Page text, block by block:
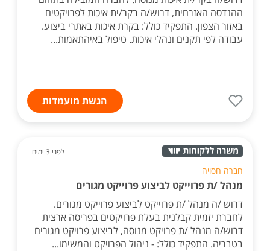
ההנדסה האזרחית, דרוש/ה בקר/ית איכות לפרויקטים
באזור הצפון. התפקיד כולל: בקרת איכות באתרי ביצוע.
עבודה לפי תקנים ונהלי איכות. טיפול באיהתאמות...
הגשת מועמדות
לפני 3 ימים
חברה חסויה
מנהל /ת פרוייקט לביצוע פרוייקט מגורים
דרוש /ה מנהל /ת פרוייקט לביצוע פרוייקט מגורים.
לחברת יזמית קבלנית בעלת פרויקטים בפריסה ארצית
דרוש/ה מנהל /ת פרויקט מנוסה, לביצוע פרויקט מגורים
בטבריה. התפקיד כולל: - ניהול הפרויקט והמשימו...